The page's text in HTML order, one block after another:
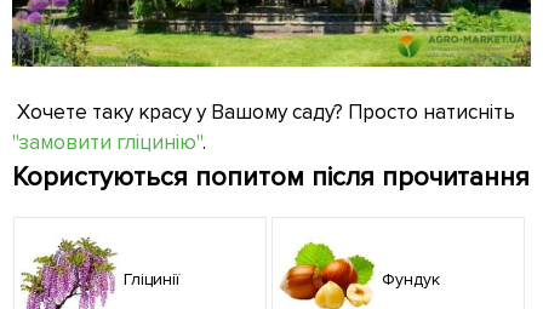
Хочете таку красу у Вашому саду? Просто натисніть
"замовити гліцинію".
Користуються попитом після прочитання
Гліцинії Фундук